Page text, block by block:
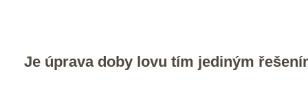
Je úprava doby lovu tím jediným